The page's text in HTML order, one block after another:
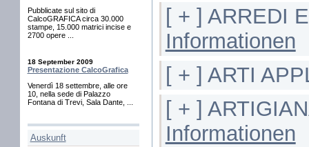
Pubblicate sul sito di
CalcoGRAFICA circa 30.000
stampe, 15.000 matrici incise e
2700 opere ...
18 September 2009
Presentazione CalcoGrafica
Venerdì 18 settembre, alle ore
10, nella sede di Palazzo
Fontana di Trevi, Sala Dante, ...
Auskunft
[ + ] ARREDI
Informationen
[ + ] ARTI
[ + ]
Informationen